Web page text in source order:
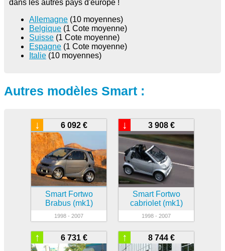
dans les autres pays d'europe !
Allemagne (10 moyennes)
Belgique (1 Cote moyenne)
Suisse (1 Cote moyenne)
Espagne (1 Cote moyenne)
Italie (10 moyennes)
Autres modèles Smart :
6 092 €
↓
Smart Fortwo
Brabus (mk1)
1998 - 2007
3 908 €
↓
Smart Fortwo
cabriolet (mk1)
1998 - 2007
6 731 €
↑ 8 744 €
↑